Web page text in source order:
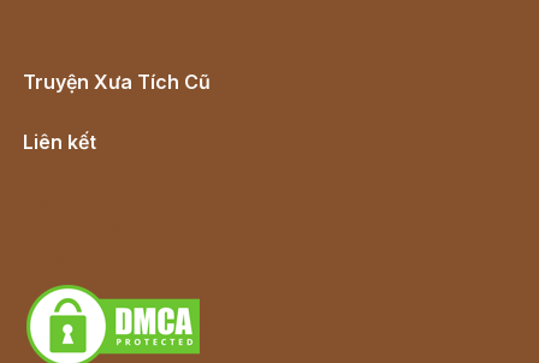
Truyện Xưa Tích Cũ
Liên kết